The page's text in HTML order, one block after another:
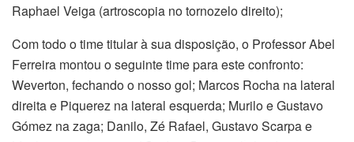
Raphael Veiga (artroscopia no tornozelo direito);
Com todo o time titular à sua disposição, o Professor Abel
Ferreira montou o seguinte time para este confronto:
Weverton, fechando o nosso gol; Marcos Rocha na lateral
direita e Piquerez na lateral esquerda; Murilo e Gustavo
Gómez na zaga; Danilo, Zé Rafael, Gustavo Scarpa e